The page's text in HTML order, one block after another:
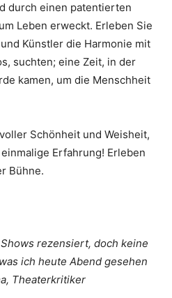
durch einen patentierten
Leben erweckt. Erleben Sie
Künstler die Harmonie mit
suchten; eine Zeit, in der
kamen, um die Menschheit
Schönheit und Weisheit,
Erfahrung! Erleben
Bühne.
rezensiert, doch keine
ich heute Abend gesehen
Theaterkritiker